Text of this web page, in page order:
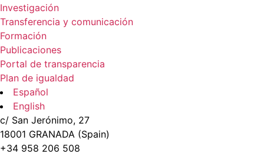
Investigación
Transferencia y comunicación
Formación
Publicaciones
Portal de transparencia
Plan de igualdad
Español
English
c/ San Jerónimo, 27
18001 GRANADA (Spain)
+34 958 206 508